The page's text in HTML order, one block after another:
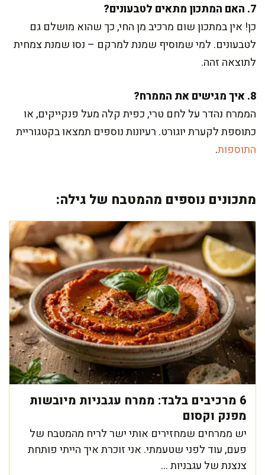
7. האם המתכון מתאים לטבעונים?
כן! אין במתכון שום מרכיב מן החי, כך שהוא מושלם גם
לטבעונים. למי שמוסיף שמנת למרקם – נסו שמנת צמחית
לתוצאה זהה.
8. איך מגישים את הממרח?
הממרח נהדר על לחם טרי, כפית קלה מעל פנקייקים, או
כתוספת לקערת יוגורט. רעיונות נוספים תמצאו בקטגוריית
התוספות.
מתכונים נוספים מהמטבח של גילה:
6 מרכיבים בלבד: ממרח עגבניות מיובשות
מפנק וקסום
יש ממרחים שמחזירים אותי ישר לריח מהמטבח של
פעם, עוד לפני שטעמתי. אני זוכרת איך הייתי פותחת
צנצנת של עגבניות ...